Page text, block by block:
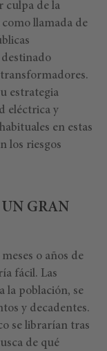
culpa de la
como llamada de
destinado
estrategia
eléctrica y
en estas
los riesgos
UN GRAN
o años de
fácil. Las
la población, se
y decadentes.
se librarían tras
de qué